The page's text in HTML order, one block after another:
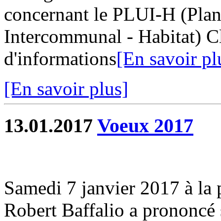
concernant le PLUI-H
Intercommunal - Habitat)
d'informations[En savoir
[En savoir plus]
13.01.2017 Voeux 2017
Samedi 7 janvier 2017 à la
Robert Baffalio a prononcé